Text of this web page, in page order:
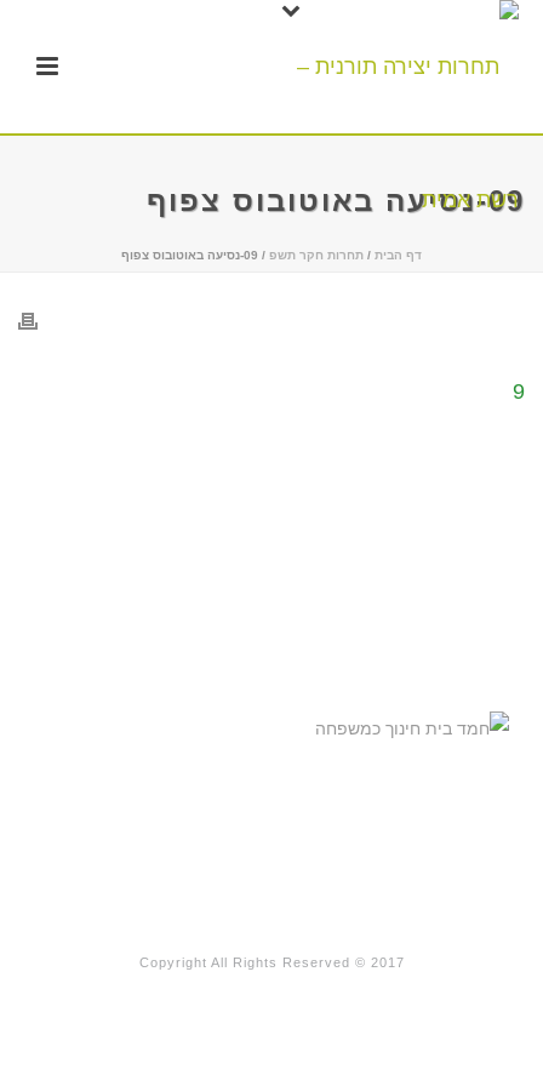
09-נסיעה באוטובוס צפוף
דף הבית / תחרות חקר תשפ / 09-נסיעה באוטובוס צפוף
9
Copyright All Rights Reserved © 2017